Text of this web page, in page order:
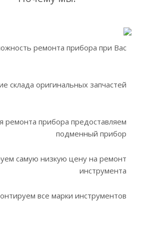
ремонта прибора при Вас
склада оригинальных запчастей
ремонта прибора предоставляем
подменный прибор
самую низкую цену на ремонт
инструмента
все марки инструментов